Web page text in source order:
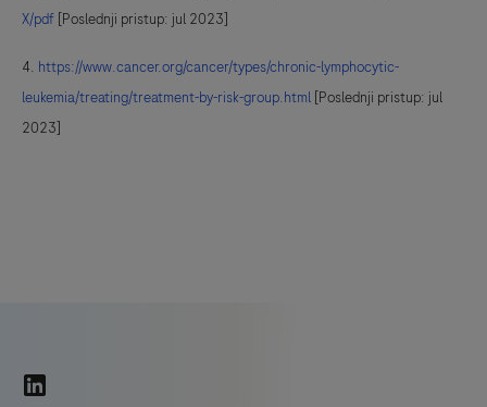
X/pdf [Poslednji pristup: jul 2023]
4. https://www.cancer.org/cancer/types/chronic-lymphocytic-
leukemia/treating/treatment-by-risk-group.html [Poslednji pristup: jul
2023]